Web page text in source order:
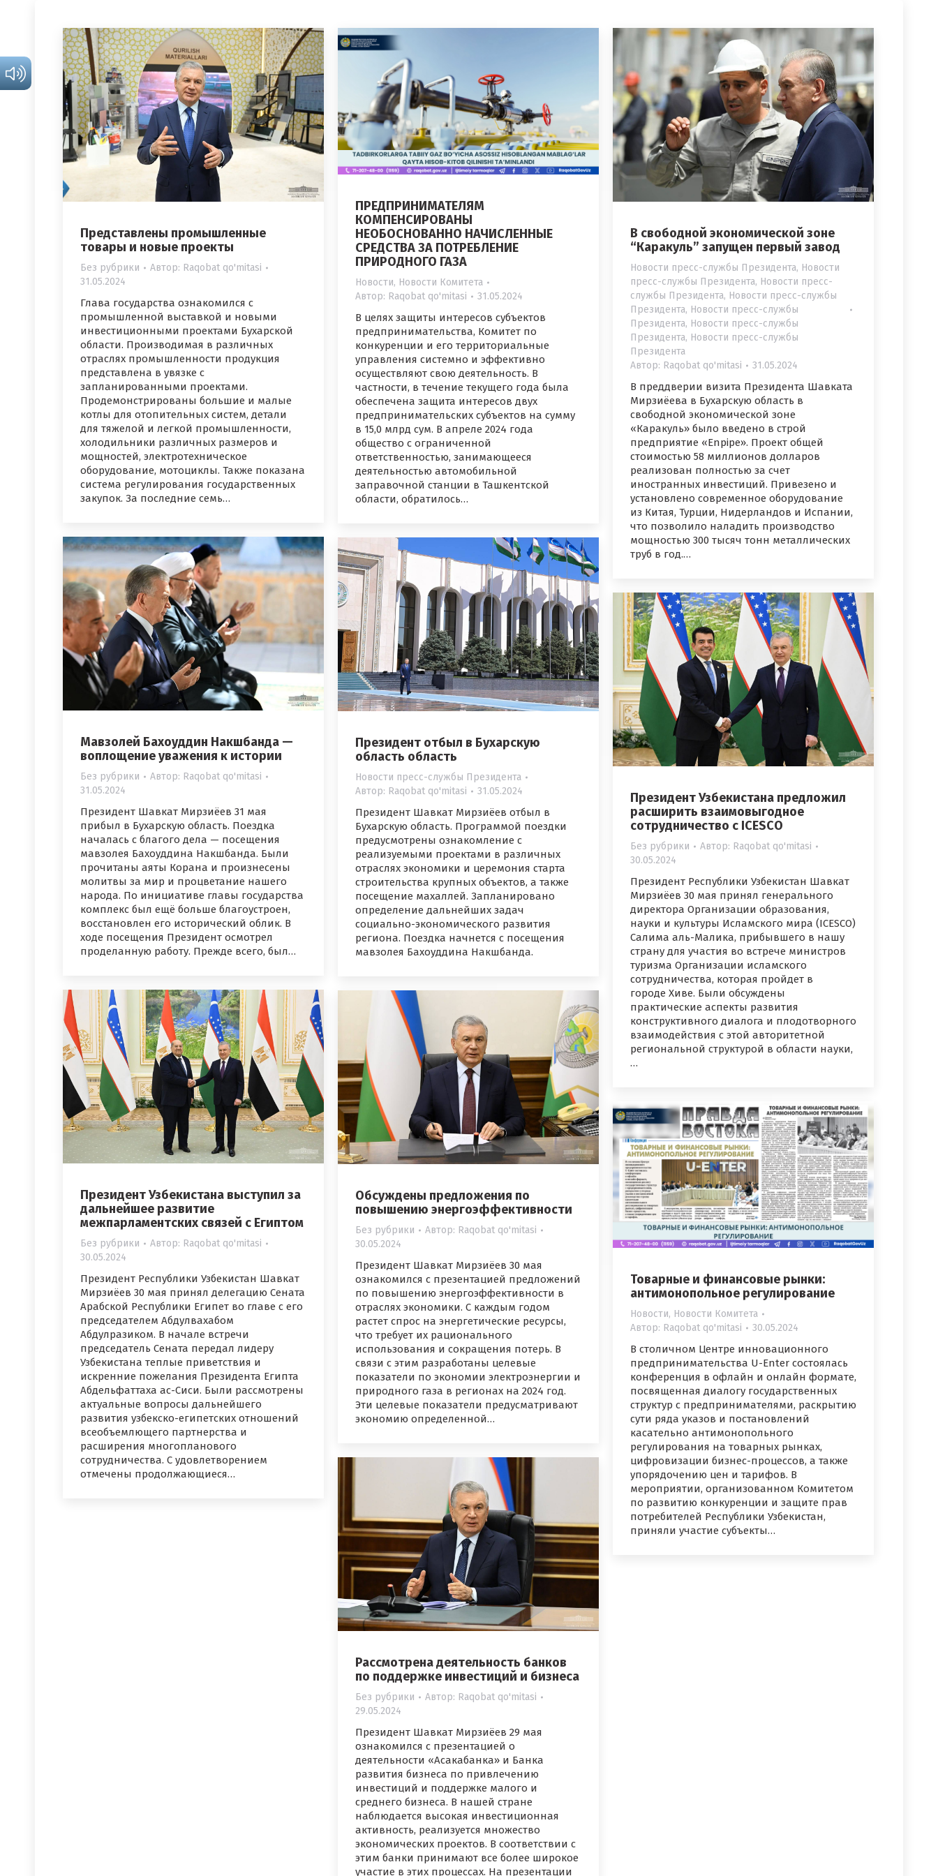
Представлены промышленные
товары и новые проекты
Без рубрики Автор: Raqobat qo'mitasi
31.05.2024
Глава государства ознакомился с
промышленной выставкой и новыми
инвестиционными проектами Бухарской
области. Производимая в различных
отраслях промышленности продукция
представлена в увязке с
запланированными проектами.
Продемонстрированы большие и малые
котлы для отопительных систем, детали
для тяжелой и легкой промышленности,
холодильники различных размеров и
мощностей, электротехническое
оборудование, мотоциклы. Также показана
система регулирования государственных
закупок. За последние семь…
ПРЕДПРИНИМАТЕЛЯМ
КОМПЕНСИРОВАНЫ
НЕОБОСНОВАННО НАЧИСЛЕННЫЕ
СРЕДСТВА ЗА ПОТРЕБЛЕНИЕ
ПРИРОДНОГО ГАЗА
Новости, Новости Комитета
Автор: Raqobat qo'mitasi 31.05.2024
В целях защиты интересов субъектов
предпринимательства, Комитет по
конкуренции и его территориальные
управления системно и эффективно
осуществляют свою деятельность. В
частности, в течение текущего года была
обеспечена защита интересов двух
предпринимательских субъектов на сумму
в 15,0 млрд сум. В апреле 2024 года
общество с ограниченной
ответственностью, занимающееся
деятельностью автомобильной
заправочной станции в Ташкентской
области, обратилось…
В свободной экономической зоне
“Каракуль” запущен первый завод
Новости пресс-службы Президента, Новости
пресс-службы Президента, Новости пресс-
службы Президента, Новости пресс-службы
Президента, Новости пресс-службы
Президента, Новости пресс-службы
Президента, Новости пресс-службы
Президента
Автор: Raqobat qo'mitasi 31.05.2024
В преддверии визита Президента Шавката
Мирзиёева в Бухарскую область в
свободной экономической зоне
«Каракуль» было введено в строй
предприятие «Enpipe». Проект общей
стоимостью 58 миллионов долларов
реализован полностью за счет
иностранных инвестиций. Привезено и
установлено современное оборудование
из Китая, Турции, Нидерландов и Испании,
что позволило наладить производство
мощностью 300 тысяч тонн металлических
труб в год.…
Мавзолей Бахоуддин Накшбанда —
воплощение уважения к истории
Без рубрики Автор: Raqobat qo'mitasi
31.05.2024
Президент Шавкат Мирзиёев 31 мая
прибыл в Бухарскую область. Поездка
началась с благого дела — посещения
мавзолея Бахоуддина Накшбанда. Были
прочитаны аяты Корана и произнесены
молитвы за мир и процветание нашего
народа. По инициативе главы государства
комплекс был ещё больше благоустроен,
восстановлен его исторический облик. В
ходе посещения Президент осмотрел
проделанную работу. Прежде всего, был…
Президент отбыл в Бухарскую
область область
Новости пресс-службы Президента
Автор: Raqobat qo'mitasi 31.05.2024
Президент Шавкат Мирзиёев отбыл в
Бухарскую область. Программой поездки
предусмотрены ознакомление с
реализуемыми проектами в различных
отраслях экономики и церемония старта
строительства крупных объектов, а также
посещение махаллей. Запланировано
определение дальнейших задач
социально-экономического развития
региона. Поездка начнется с посещения
мавзолея Бахоуддина Накшбанда.
Президент Узбекистана предложил
расширить взаимовыгодное
сотрудничество с ICESCO
Без рубрики Автор: Raqobat qo'mitasi
30.05.2024
Президент Республики Узбекистан Шавкат
Мирзиёев 30 мая принял генерального
директора Организации образования,
науки и культуры Исламского мира (ICESCO)
Салима аль-Малика, прибывшего в нашу
страну для участия во встрече министров
туризма Организации исламского
сотрудничества, которая пройдет в
городе Хиве. Были обсуждены
практические аспекты развития
конструктивного диалога и плодотворного
взаимодействия с этой авторитетной
региональной структурой в области науки,
…
Президент Узбекистана выступил за
дальнейшее развитие
межпарламентских связей с Египтом
Без рубрики Автор: Raqobat qo'mitasi
30.05.2024
Президент Республики Узбекистан Шавкат
Мирзиёев 30 мая принял делегацию Сената
Арабской Республики Египет во главе с его
председателем Абдулвахабом
Абдулразиком. В начале встречи
председатель Сената передал лидеру
Узбекистана теплые приветствия и
искренние пожелания Президента Египта
Абдельфаттаха ас-Сиси. Были рассмотрены
актуальные вопросы дальнейшего
развития узбекско-египетских отношений
всеобъемлющего партнерства и
расширения многопланового
сотрудничества. С удовлетворением
отмечены продолжающиеся…
Обсуждены предложения по
повышению энергоэффективности
Без рубрики Автор: Raqobat qo'mitasi
30.05.2024
Президент Шавкат Мирзиёев 30 мая
ознакомился с презентацией предложений
по повышению энергоэффективности в
отраслях экономики. С каждым годом
растет спрос на энергетические ресурсы,
что требует их рационального
использования и сокращения потерь. В
связи с этим разработаны целевые
показатели по экономии электроэнергии и
природного газа в регионах на 2024 год.
Эти целевые показатели предусматривают
экономию определенной…
Товарные и финансовые рынки:
антимонопольное регулирование
Новости, Новости Комитета
Автор: Raqobat qo'mitasi 30.05.2024
В столичном Центре инновационного
предпринимательства U-Enter состоялась
конференция в офлайн и онлайн формате,
посвященная диалогу государственных
структур с предпринимателями, раскрытию
сути ряда указов и постановлений
касательно антимонопольного
регулирования на товарных рынках,
цифровизации бизнес-процессов, а также
упорядочению цен и тарифов. В
мероприятии, организованном Комитетом
по развитию конкуренции и защите прав
потребителей Республики Узбекистан,
приняли участие субъекты…
Рассмотрена деятельность банков
по поддержке инвестиций и бизнеса
Без рубрики Автор: Raqobat qo'mitasi
29.05.2024
Президент Шавкат Мирзиёев 29 мая
ознакомился с презентацией о
деятельности «Асакабанка» и Банка
развития бизнеса по привлечению
инвестиций и поддержке малого и
среднего бизнеса. В нашей стране
наблюдается высокая инвестиционная
активность, реализуется множество
экономических проектов. В соответствии с
этим банки принимают все более широкое
участие в этих процессах. На презентации